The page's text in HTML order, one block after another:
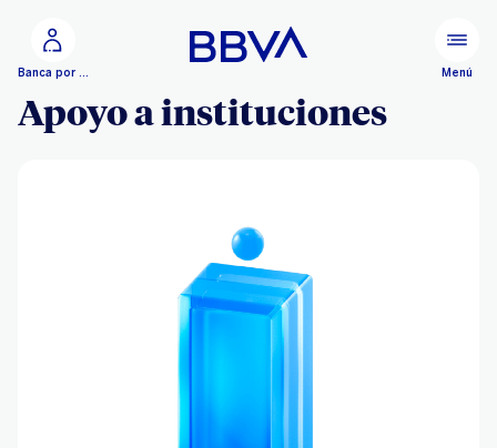
Banca por Internet Menú
Apoyo a instituciones